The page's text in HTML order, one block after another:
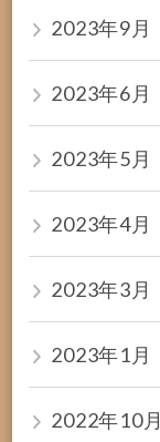
2023年9月
2023年6月
2023年5月
2023年4月
2023年3月
2023年1月
2022年10月